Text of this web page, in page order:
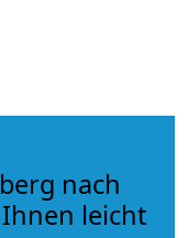
nach
leicht